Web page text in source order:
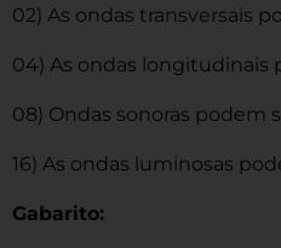
02) As ondas transversais
04) As ondas longitudinais
08) Ondas sonoras podem
16) As ondas luminosas
Gabarito: